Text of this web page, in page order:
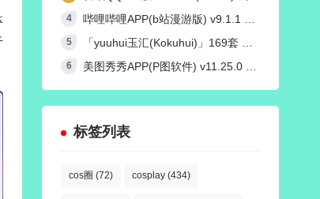
哔哩哔哩APP(b站漫游版) v9.1.1 哔哩漫游去广告解除版权受限
「yuuhui玉汇(Kokuhui)」169套 COS作品写真合集[持续更新],燃尽魅力的Coser之旅
美图秀秀APP(P图软件) v11.25.0 去广告永久VIP解锁版
标签列表
cos圈 (72) cosplay (434)